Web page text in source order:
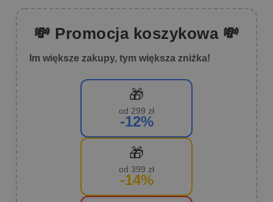
💸 Promocja koszykowa 💸
Im większe zakupy, tym większa zniżka!
🎁
od 299 zł
-12%
🎁
od 399 zł
-14%